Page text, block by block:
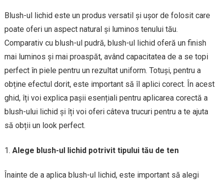
Blush-ul lichid este un produs versatil și ușor de folosit care
poate oferi un aspect natural și luminos tenului tău.
Comparativ cu blush-ul pudră, blush-ul lichid oferă un finish
mai luminos și mai proaspăt, având capacitatea de a se topi
perfect în piele pentru un rezultat uniform. Totuși, pentru a
obține efectul dorit, este important să îl aplici corect. În acest
ghid, îți voi explica pașii esențiali pentru aplicarea corectă a
blush-ului lichid și îți voi oferi câteva trucuri pentru a te ajuta
să obții un look perfect.
Alege blush-ul lichid potrivit tipului tău de ten
Înainte de a aplica blush-ul lichid, este important să alegi